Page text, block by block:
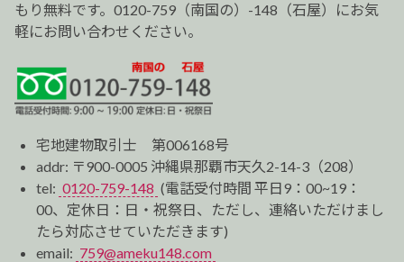
もり無料です。0120-759（南国の）-148（石屋）にお気
軽にお問い合わせください。
宅地建物取引士 第006168号
addr: 〒900-0005 沖縄県那覇市天久2-14-3（208）
tel: 0120-759-148 (電話受付時間 平日9：00~19：
00、定休日：日・祝祭日、ただし、連絡いただけまし
たら対応させていただきます)
email: 759@ameku148.com